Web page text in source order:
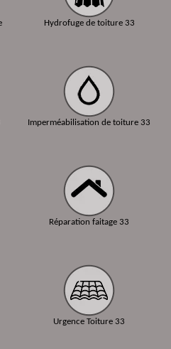
Hydrofuge de toiture 33
Imperméabilisation de toiture 33
Réparation faitage 33
Urgence Toiture 33